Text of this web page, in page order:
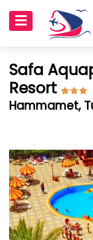
Safa
Resort
Hammamet,